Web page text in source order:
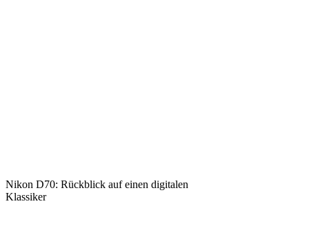
Nikon D70: Rückblick auf einen digitalen
Klassiker